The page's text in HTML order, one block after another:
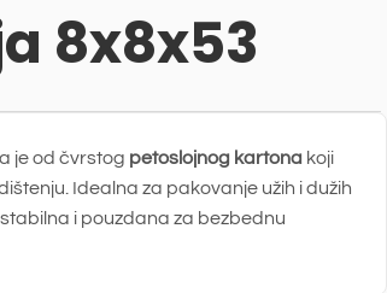
8x8x53
je od čvrstog petoslojnog kartona koji
Idealna za pakovanje užih i dužih
i pouzdana za bezbednu